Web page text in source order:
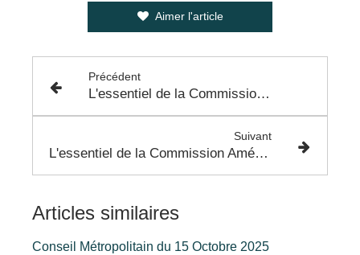
Aimer l'article
Précédent
L'essentiel de la Commission Consultative du Bureau -19 Janvier 2023
Suivant
L'essentiel de la Commission Aménagement et Politique Foncière - 25 Janvier 2023
Articles similaires
Conseil Métropolitain du 15 Octobre 2025